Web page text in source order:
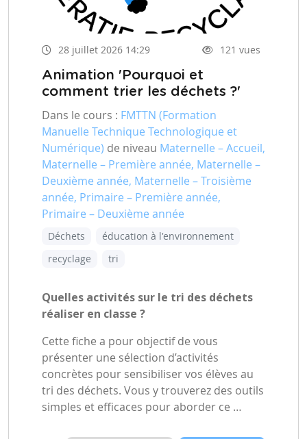
28 juillet 2026 14:29 121 vues
Animation 'Pourquoi et
comment trier les déchets ?'
Dans le cours : FMTTN (Formation
Manuelle Technique Technologique et
Numérique) de niveau Maternelle – Accueil,
Maternelle – Première année, Maternelle –
Deuxième année, Maternelle – Troisième
année, Primaire – Première année,
Primaire – Deuxième année
Déchets
éducation à l'environnement
recyclage
tri
Quelles activités sur le tri des déchets
réaliser en classe ?
Cette fiche a pour objectif de vous
présenter une sélection d’activités
concrètes pour sensibiliser vos élèves au
tri des déchets. Vous y trouverez des outils
simples et efficaces pour aborder ce …